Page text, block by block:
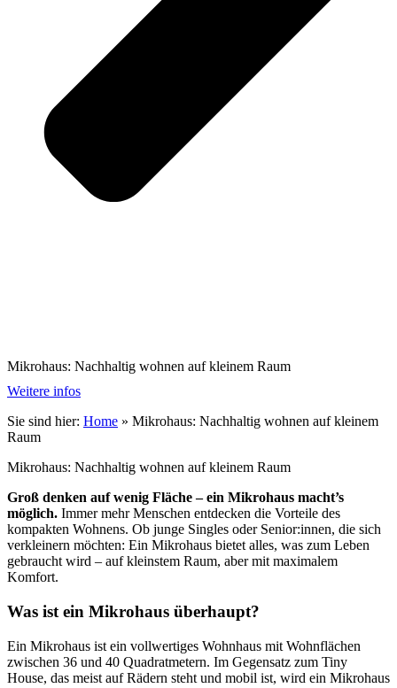
Mikrohaus: Nachhaltig wohnen auf kleinem Raum
Weitere infos
Sie sind hier: Home » Mikrohaus: Nachhaltig wohnen auf kleinem
Raum
Mikrohaus: Nachhaltig wohnen auf kleinem Raum
Groß denken auf wenig Fläche – ein Mikrohaus macht’s
möglich. Immer mehr Menschen entdecken die Vorteile des
kompakten Wohnens. Ob junge Singles oder Senior:innen, die sich
verkleinern möchten: Ein Mikrohaus bietet alles, was zum Leben
gebraucht wird – auf kleinstem Raum, aber mit maximalem
Komfort.
Was ist ein Mikrohaus überhaupt?
Ein Mikrohaus ist ein vollwertiges Wohnhaus mit Wohnflächen
zwischen 36 und 40 Quadratmetern. Im Gegensatz zum Tiny
House, das meist auf Rädern steht und mobil ist, wird ein Mikrohaus